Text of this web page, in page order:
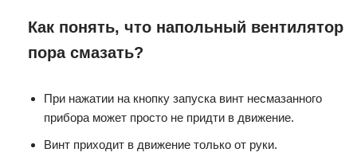
Как понять, что напольный вентилятор
пора смазать?
При нажатии на кнопку запуска винт несмазанного
прибора может просто не придти в движение.
Винт приходит в движение только от руки.